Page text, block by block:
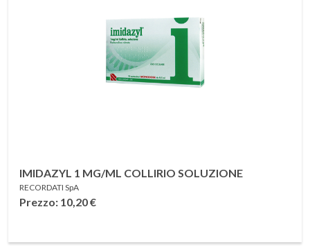
IMIDAZYL 1 MG/ML COLLIRIO SOLUZIONE
RECORDATI SpA
Prezzo: 10,20€